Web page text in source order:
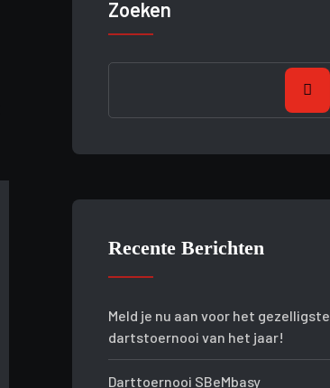
Zoeken
Recente Berichten
Meld je nu aan voor het gezelligste
dartstoernooi van het jaar!
Darttoernooi SBeMbasy